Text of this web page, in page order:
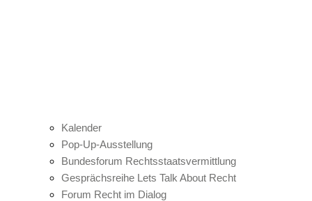
Kalender
Pop-Up-Ausstellung
Bundesforum Rechtsstaatsvermittlung
Gesprächsreihe Lets Talk About Recht
Forum Recht im Dialog